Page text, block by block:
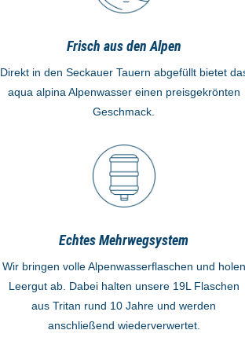
Frisch aus den Alpen
Direkt in den Seckauer Tauern abgefüllt bietet
aqua alpina Alpenwasser einen preisgekrönten
Geschmack.
Echtes Mehrwegsystem
Wir bringen volle Alpenwasserflaschen und holen
Leergut ab. Dabei halten unsere 19L Flaschen
aus Tritan rund 10 Jahre und werden
anschließend wiederverwertet.